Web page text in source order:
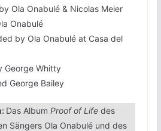
Ola Onabulé & Nicolas Meier
Onabulé
by Ola Onabulé at Casa del
George Whitty
George Bailey
Das Album Proof of Lifedes
Sängers Ola Onabulé und des